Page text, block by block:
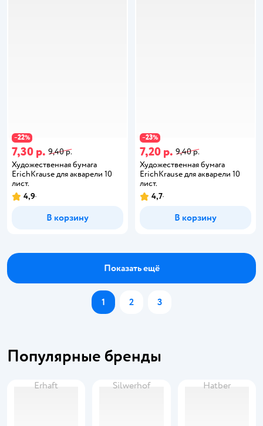
−22%
7,30 р. 9,40 р.
Художественная бумага
ErichKrause для акварели 10
лист.
4,9
В корзину
−23%
7,20 р. 9,40 р.
Художественная бумага
ErichKrause для акварели 10
лист.
4,7
В корзину
Показать ещё
1 2 3
Популярные бренды
Erhaft Silwerhof Hatber